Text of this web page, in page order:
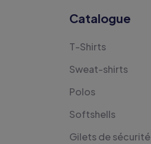
Catalogue
T-Shirts
Sweat-shirts
Polos
Softshells
Gilets de sécurité